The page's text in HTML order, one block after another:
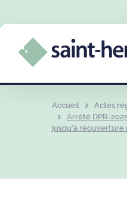
Accueil
Actes
Arrêté DPR-
jusqu’à